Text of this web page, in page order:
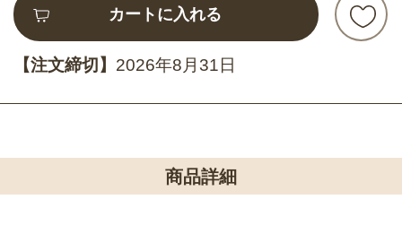
カートに入れる
【注文締切】 2026年8月31日
商品詳細